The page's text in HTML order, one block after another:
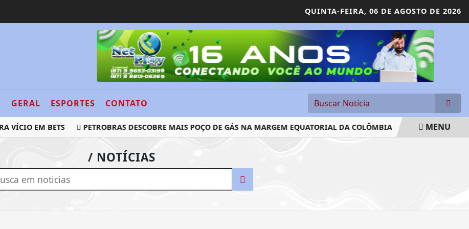
QUINTA-FEIRA, 06 DE AGOSTO DE 2026
GERAL ESPORTES CONTATO
VÍCIO EM BETS PETROBRAS DESCOBRE MAIS POÇO DE GÁS NA MARGEM EQUATORIAL DA COLÔMBIA CNJ ACABA COM
MENU
/ NOTÍCIAS